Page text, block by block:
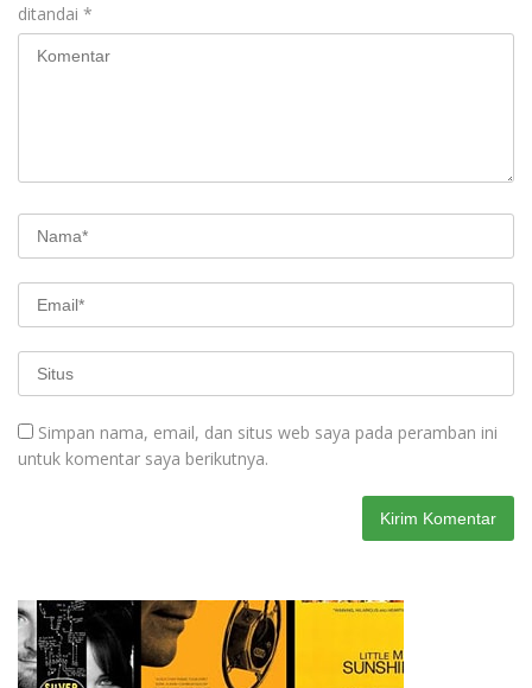
ditandai *
Simpan nama, email, dan situs web saya pada peramban ini
untuk komentar saya berikutnya.